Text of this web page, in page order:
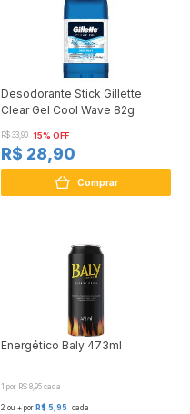
Desodorante Stick Gillette
Clear Gel Cool Wave 82g
R$ 33,90 15% OFF
R$ 28,90
Comprar
Energético Baly 473ml
1 por R$ 8,95 cada
2 ou + por R$ 5,95 cada